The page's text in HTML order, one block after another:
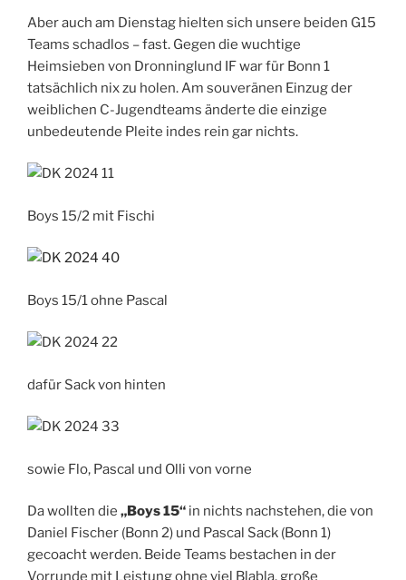
Aber auch am Dienstag hielten sich unsere beiden G15
Teams schadlos – fast. Gegen die wuchtige
Heimsieben von Dronninglund IF war für Bonn 1
tatsächlich nix zu holen. Am souveränen Einzug der
weiblichen C-Jugendteams änderte die einzige
unbedeutende Pleite indes rein gar nichts.
Boys 15/2 mit Fischi
Boys 15/1 ohne Pascal
dafür Sack von hinten
sowie Flo, Pascal und Olli von vorne
Da wollten die „Boys 15“ in nichts nachstehen, die von
Daniel Fischer (Bonn 2) und Pascal Sack (Bonn 1)
gecoacht werden. Beide Teams bestachen in der
Vorrunde mit Leistung ohne viel Blabla, große